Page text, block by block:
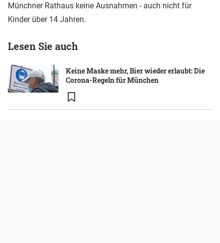
Münchner Rathaus keine Ausnahmen - auch nicht für
Kinder über 14 Jahren.
Lesen Sie auch
Keine Maske mehr, Bier wieder erlaubt: Die
Corona-Regeln für München